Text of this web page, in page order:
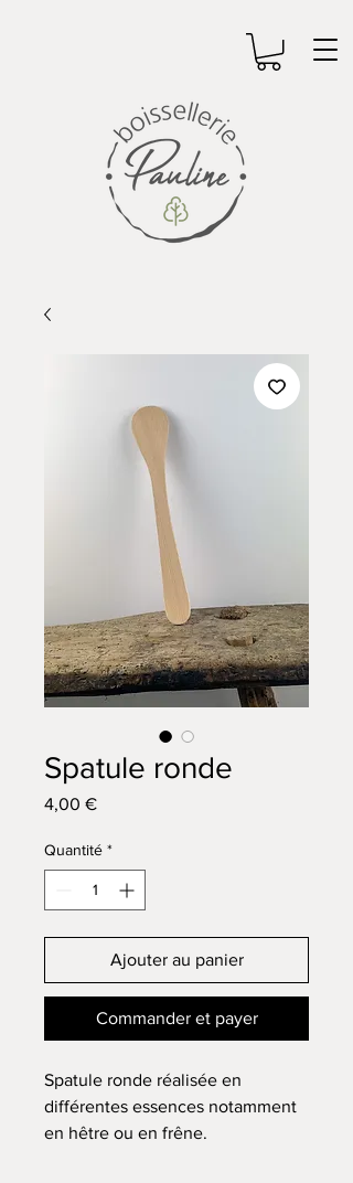
Spatule ronde
4,00 €Prix
Quantité *
Ajouter au panier
Commander et payer
Spatule ronde réalisée en
différentes essences notamment
en hêtre ou en frêne.